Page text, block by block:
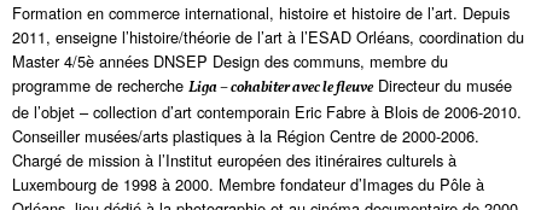
Formation en commerce international, histoire et histoire de l’art. Depuis
2011, enseigne l’histoire/théorie de l’art à l’ESAD Orléans, coordination du
Master 4/5è années DNSEP Design des communs, membre du
programme de recherche Liga – cohabiter avec le fleuve Directeur du musée
de l’objet – collection d’art contemporain Eric Fabre à Blois de 2006-2010.
Conseiller musées/arts plastiques à la Région Centre de 2000-2006.
Chargé de mission à l’Institut européen des itinéraires culturels à
Luxembourg de 1998 à 2000. Membre fondateur d’Images du Pôle à